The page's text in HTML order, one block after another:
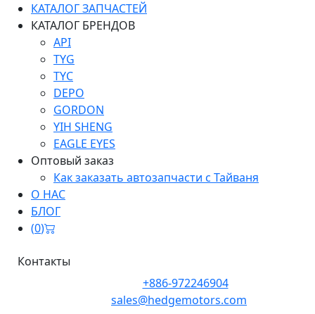
КАТАЛОГ ЗАПЧАСТЕЙ
КАТАЛОГ БРЕНДОВ
API
TYG
TYC
DEPO
GORDON
YIH SHENG
EAGLE EYES
Оптовый заказ
Как заказать автозапчасти с Тайваня
О НАС
БЛОГ
(0)
Контакты
+886-972246904
sales@hedgemotors.com